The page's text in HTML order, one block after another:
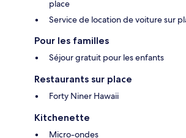
place
Service de location de voiture sur
Pour les familles
Séjour gratuit pour les enfants
Restaurants sur place
Forty Niner Hawaii
Kitchenette
Micro-ondes